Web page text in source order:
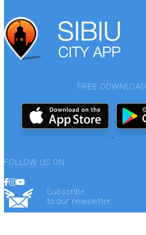
FREE DOWNLOAD
FOLLOW US ON
Subscribe
to our newsletter